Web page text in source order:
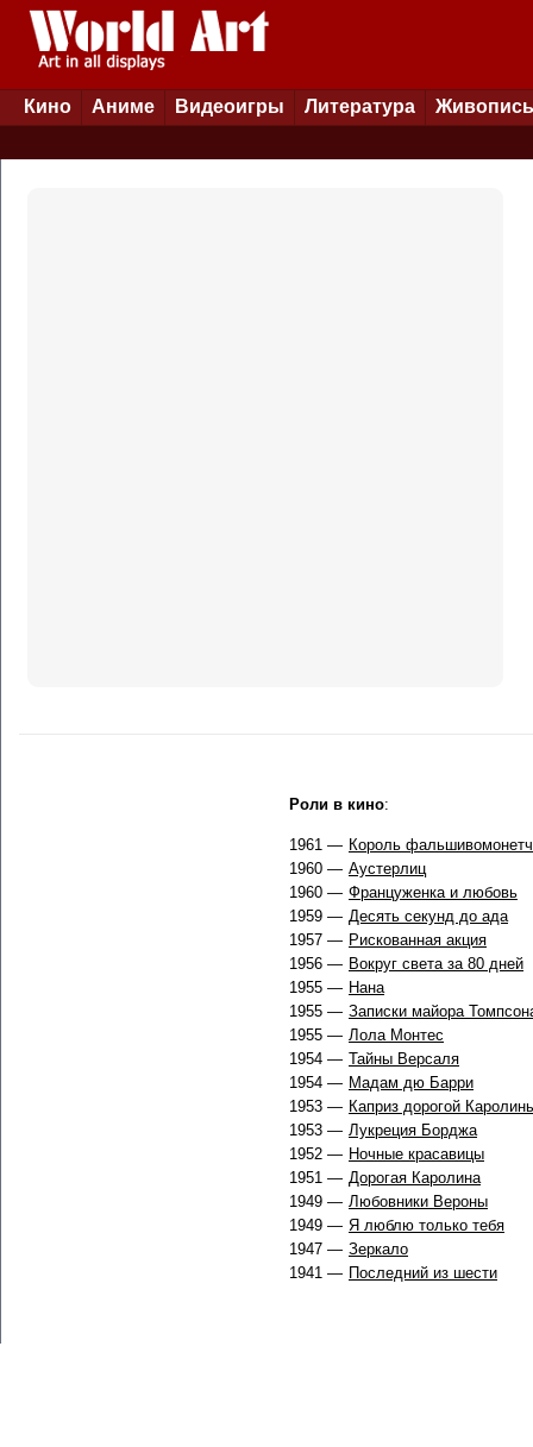
Кино Аниме Видеоигры Литература Живопись
Роли в кино:
1961 — Король
1960 — Аустерлиц
1960 — Француженка и любовь
1959 — Десять секунд до ада
1957 — Рискованная акция
1956 — Вокруг света за 80 дней
1955 — Нана
1955 — Записки майора
1955 — Лола Монтес
1954 — Тайны Версаля
1954 — Мадам дю Барри
1953 — Каприз дорогой
1953 — Лукреция Борджа
1952 — Ночные красавицы
1951 — Дорогая Каролина
1949 — Любовники Вероны
1949 — Я люблю только тебя
1947 — Зеркало
1941 — Последний из шести